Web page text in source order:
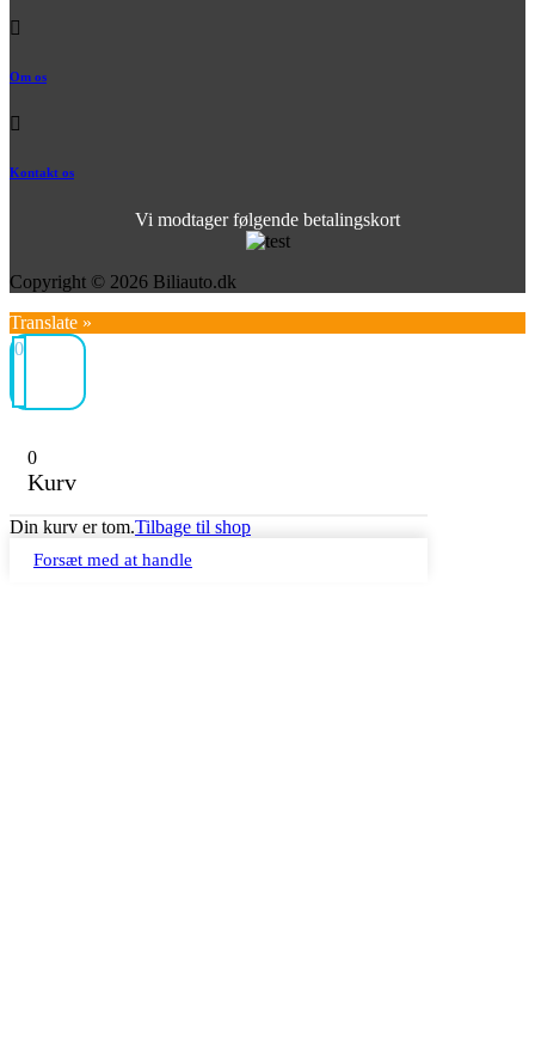
Om os
Kontakt os
Vi modtager følgende betalingskort
Copyright © 2026 Biliauto.dk
Translate »
0
0
Kurv
Din kurv er tom.Tilbage til shop
Forsæt med at handle